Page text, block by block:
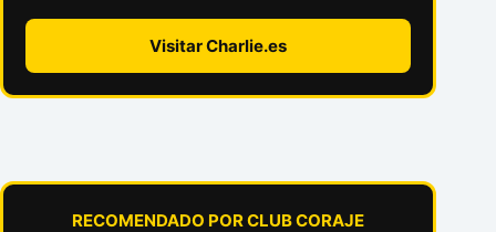
Visitar Charlie.es
RECOMENDADO POR CLUB CORAJE